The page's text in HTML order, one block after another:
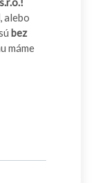
, alebo
bez
máme